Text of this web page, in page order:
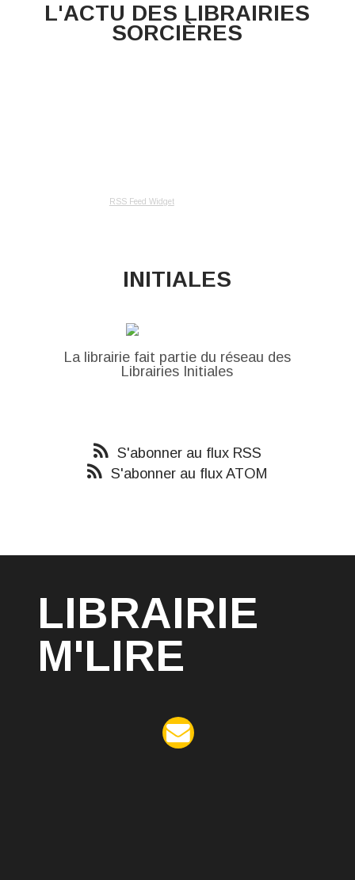
L'ACTU DES LIBRAIRIES
SORCIÈRES
RSS Feed Widget
INITIALES
La librairie fait partie du réseau des
Librairies Initiales
S'abonner au flux RSS
S'abonner au flux ATOM
LIBRAIRIE
M'LIRE